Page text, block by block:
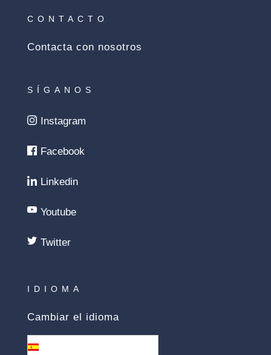
CONTACTO
Contacta con nosotros
SÍGANOS
Instagram
Facebook
Linkedin
Youtube
Twitter
IDIOMA
Cambiar el idioma
Español